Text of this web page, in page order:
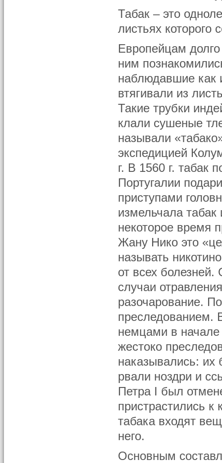
Табак – это
листьях которого
Европейцам
ним
наблюдавшие как
втягивали из
Такие трубки
клали сушеные
называли
экспедицией
г. В 1560 г. табак
Португалии
приступами
измельчала
некоторое время
Жану Нико это
называть
от всех
случаи
разочарование.
преследованием.
немцами в начале
жестоко
наказывались: их
рвали ноздри и
Петра I был
пристрастились
табака входят
него.
Основным